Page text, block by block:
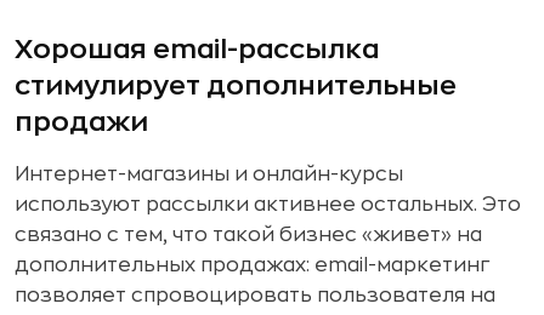
Хорошая email-рассылка
стимулирует дополнительные
продажи
Интернет-магазины и онлайн-курсы
используют рассылки активнее остальных. Это
связано с тем, что такой бизнес «живет» на
дополнительных продажах: email-маркетинг
позволяет спровоцировать пользователя на